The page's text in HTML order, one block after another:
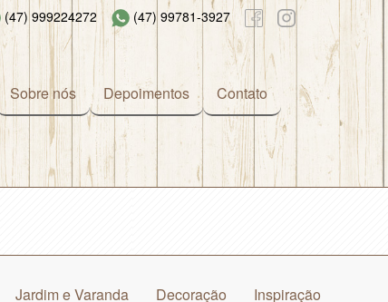
(47) 999224272 (47) 99781-3927
Sobre nós Depoimentos Contato
Jardim e Varanda Decoração Inspiração